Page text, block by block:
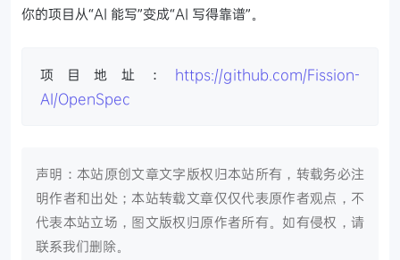
你的项目从“AI 能写”变成“AI 写得靠谱”。
项目地址： https://github.com/Fission-
AI/OpenSpec
声明：本站原创文章文字版权归本站所有，转载务必注
明作者和出处；本站转载文章仅仅代表原作者观点，不
代表本站立场，图文版权归原作者所有。如有侵权，请
联系我们删除。